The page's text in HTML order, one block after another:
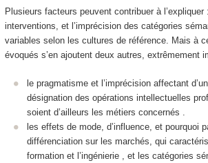
Plusieurs facteurs peuvent contribuer à
interventions, et l’imprécision des catégories
variables selon les cultures de référence. Mais à
évoqués s’en ajoutent deux autres, extrêmement
le pragmatisme et l’imprécision affectant
désignation des opérations intellectuelles
soient d’ailleurs les métiers concernés .
les effets de mode, d’influence, et pourquoi
différenciation sur les marchés, qui
formation et l’ingénierie , et les catégories